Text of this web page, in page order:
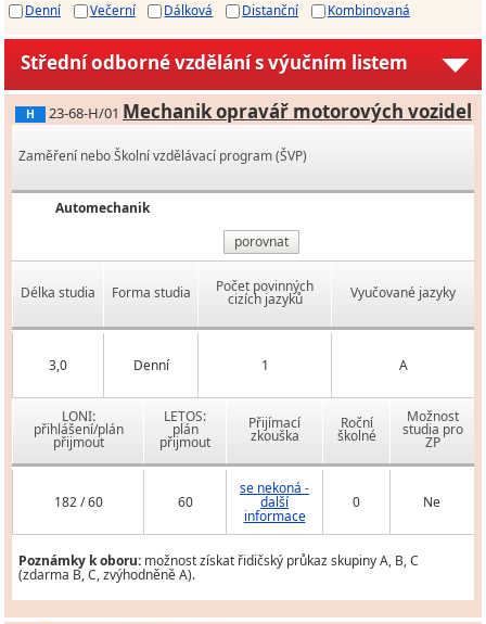
Denní
Večerní Dálková Distanční Kombinovaná
Střední odborné vzdělání s výučním listem
H 23-68-H/01 Mechanik opravář motorových vozidel
Zaměření nebo Školní vzdělávací program (ŠVP)
Automechanik
porovnat
Délka studia Forma studia Počet povinných
cizích jazyků Vyučované jazyky
3,0 Denní 1 A
LONI:
přihlášení/plán
přijmout
LETOS:
plán
přijmout
Přijímací
zkouška
Roční
školné
Možnost
studia pro
ZP
182 / 60 60
se nekoná -
další
informace
0 Ne
Poznámky k oboru: možnost získat řidičský průkaz skupiny A, B, C
(zdarma B, C, zvýhodněně A).